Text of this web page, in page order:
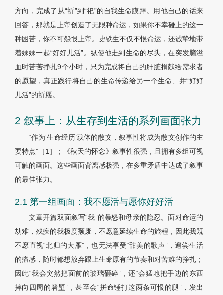
方向，完成了从“祈”到“祀”的自我生命膜拜。用他自己的话来
回答，那就是上帝创造了无限种命运，如果你不幸碰上的这一
种困苦，你不可怨恨上帝。史铁生不仅不恨命运，还诚挚地带
着妹妹一起“好好儿活”。纵使他走到生命的尽头，在突发脑溢
血时苦苦挣扎9个小时，只为完成将自己的肝脏捐献给需求者
的愿望，真正践行将自己的生命传递给另一个生命、并“好好
儿活”的祈愿。
2 叙事上：从生存到生活的系列画面张力
“作为‘生命经历’载体的散文，叙事性将成为散文创作的主
要特点”［1］；《秋天的怀念》叙事性很强，且拥有多组可视
可触的画面。这些画面背离感极强，在多重矛盾中达成了叙事
的最佳张力。
2.1 第一组画面：我不愿活与愿你好好活
文章开篇双面叙写“我”的暴怒和母亲的隐忍。面对命运的
劫难，残疾的我极度颓废，不愿意延续生命的旅程，因此我既
不愿直视“北归的大雁”，也无法享受“甜美的歌声”，遍尝生活
的痛感，随时都想放弃跟上生命原有的节奏和对苦难的挣扎；
因此“我会突然把面前的玻璃砸碎”，还“会猛地把手边的东西
摔向四周的墙壁”，甚至会“拼命锤打这两条可恨的腿”，发出